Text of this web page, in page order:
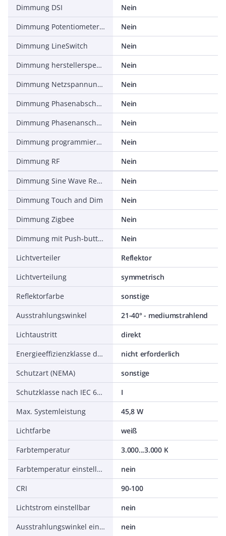
Dimmung DSI
Nein
Dimmung Potentiometer (geräteintegriert)
Nein
Dimmung LineSwitch
Nein
Dimmung herstellerspezifisch
Nein
Dimmung Netzspannungsmodulation
Nein
Dimmung Phasenabschnitt
Nein
Dimmung Phasenanschnitt
Nein
Dimmung programmierbar
Nein
Dimmung RF
Nein
Dimmung Sine Wave Reduction
Nein
Dimmung Touch and Dim
Nein
Dimmung Zigbee
Nein
Dimmung mit Push-button
Nein
Lichtverteiler
Reflektor
Lichtverteilung
symmetrisch
Reflektorfarbe
sonstige
Ausstrahlungswinkel
21-40° - mediumstrahlend
Lichtaustritt
direkt
Energieeffizienzklasse der Lichtquelle nach EU-Richtlinie 2019/2015
nicht erforderlich
Schutzart (NEMA)
sonstige
Schutzklasse nach IEC 61140
I
Max. Systemleistung
45,8 W
Lichtfarbe
weiß
Farbtemperatur
3.000...3.000 K
Farbtemperatur einstellbar
nein
CRI
90-100
Lichtstrom einstellbar
nein
Ausstrahlungswinkel einstellbar
nein